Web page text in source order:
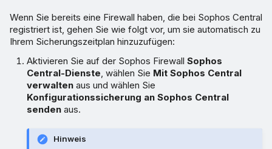
Wenn Sie bereits eine Firewall haben, die bei Sophos Central
registriert ist, gehen Sie wie folgt vor, um sie automatisch zu
Ihrem Sicherungszeitplan hinzuzufügen:
Aktivieren Sie auf der Sophos FirewallSophos
Central-Dienste, wählen Sie Mit Sophos Central
verwalten aus und wählen Sie
Konfigurationssicherung an Sophos Central
senden aus.
Hinweis